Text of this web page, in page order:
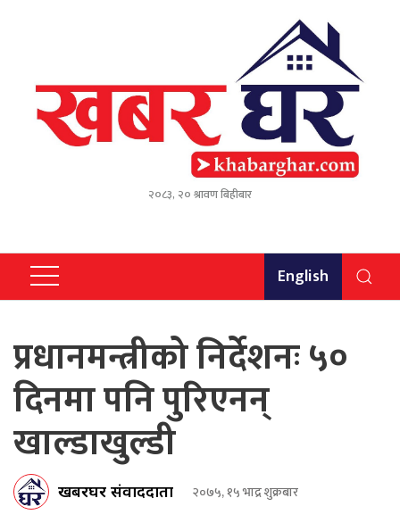
२०८३, २० श्रावण बिहीबार
English
प्रधानमन्त्रीको निर्देशनः ५०
दिनमा पनि पुरिएनन्
खाल्डाखुल्डी
खबरघर संवाददाता २०७५, १५ भाद्र शुक्रबार